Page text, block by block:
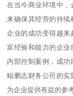
在当今商业环境中，
来确保其经营的持续
企业的成功变得越来
富经验和能力的企业
内部控制案例，成
鲲鹏志财务公司的实
为企业提供有益的参考